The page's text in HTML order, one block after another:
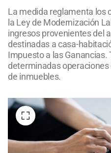
La medida reglamenta los
la Ley de Modernización
ingresos provenientes del
destinadas a casa-
Impuesto a las Ganancias.
determinadas
de inmuebles.